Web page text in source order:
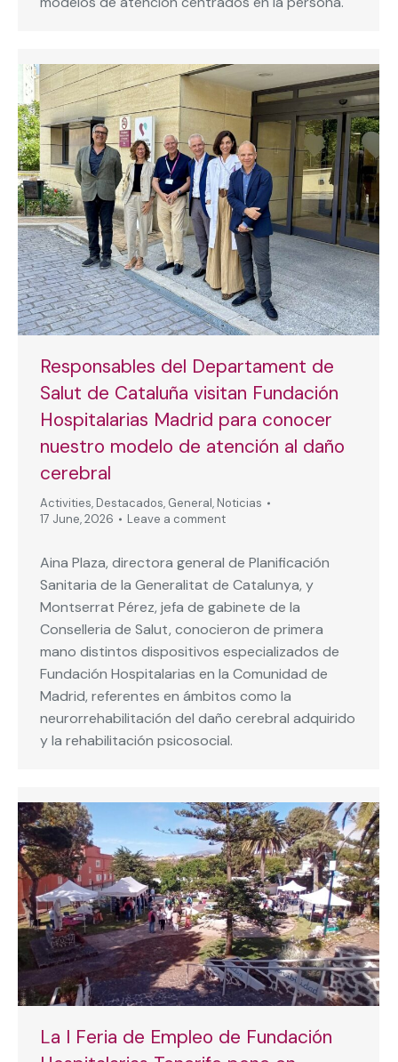
Responsables del Departament de
Salut de Cataluña visitan Fundación
Hospitalarias Madrid para conocer
nuestro modelo de atención al daño
cerebral
Activities, Destacados, General, Noticias
17 June, 2026
Leave a comment
Aina Plaza, directora general de Planificación
Sanitaria de la Generalitat de Catalunya, y
Montserrat Pérez, jefa de gabinete de la
Conselleria de Salut, conocieron de primera
mano distintos dispositivos especializados de
Fundación Hospitalarias en la Comunidad de
Madrid, referentes en ámbitos como la
neurorrehabilitación del daño cerebral adquirido
y la rehabilitación psicosocial.
La I Feria de Empleo de Fundación